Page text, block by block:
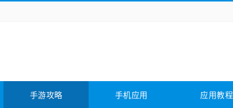
安全相关 应用软件 影音软件 插件下载
综合其它
手游攻略 手机应用 应用教程